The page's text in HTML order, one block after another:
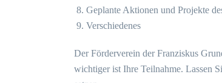
Geplante Aktionen und Projekte
Verschiedenes
Der Förderverein der Franziskus
wichtiger ist Ihre Teilnahme. Lassen